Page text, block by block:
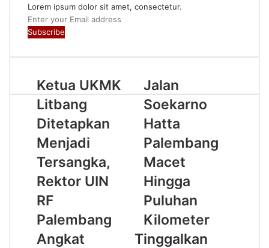
Lorem ipsum dolor sit amet, consectetur.
Enter
your
address
Ketua UKMK
Litbang
Ditetapkan
Menjadi
Tersangka,
Rektor UIN
RF
Palembang
Angkat
Jalan
Soekarno
Hatta
Palembang
Macet
Hingga
Puluhan
Kilometer
Tinggalkan